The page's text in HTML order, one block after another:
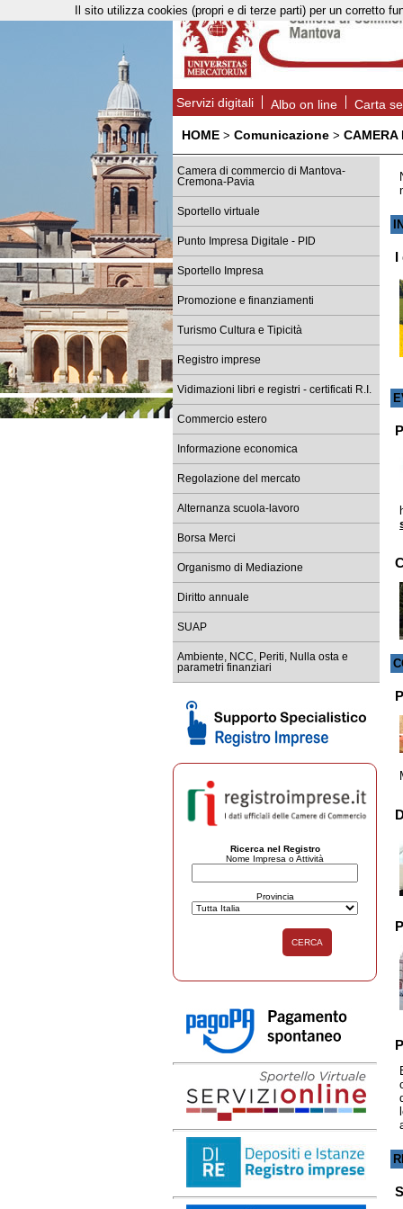
Servizi digitali Albo on line Carta
HOME > Comunicazione > CAMERA
Camera di commercio di Mantova-
Cremona-Pavia
Sportello virtuale
Punto Impresa Digitale - PID
Sportello Impresa
Promozione e finanziamenti
Turismo Cultura e Tipicità
Registro imprese
Vidimazioni libri e registri - certificati R.I.
Commercio estero
Informazione economica
Regolazione del mercato
Alternanza scuola-lavoro
Borsa Merci
Organismo di Mediazione
Diritto annuale
SUAP
Ambiente, NCC, Periti, Nulla osta e
parametri finanziari
Ricerca nel Registro
Nome Impresa o Attività
Provincia
CERCA
I
Il sito utilizza cookies (propri e di terze parti) per un corretto